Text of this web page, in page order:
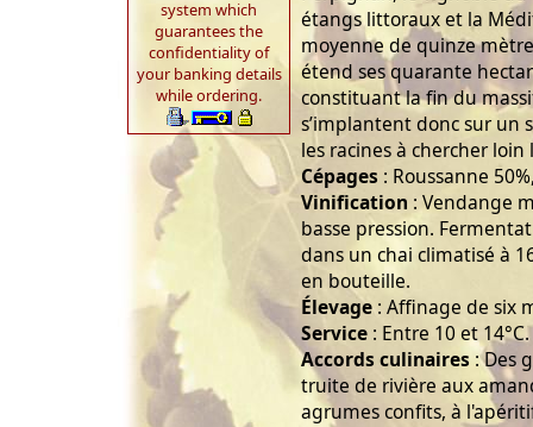
system which
guarantees the
confidentiality of
your banking details
while ordering.
étangs littoraux et la
moyenne de quinze
étend ses quarante
constituant la fin du
s’implantent donc sur
les racines à chercher
Cépages : Roussanne
Vinification : Vendange
basse pression.
dans un chai climatisé à
en bouteille.
Élevage : Affinage de six
Service : Entre 10 et 14°C.
Accords culinaires: Des
truite de rivière aux
agrumes confits, à